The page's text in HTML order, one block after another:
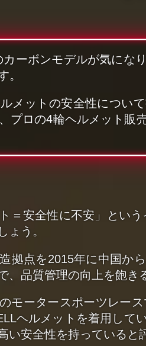
ーボンモデルが気にな
。
メットの安全性につい
プロの4輪ヘルメット
＝安全性に不安」とい
ょう。
拠点を2015年に中国か
、品質管理の向上を飽
モータースポーツレー
ヘルメットを着用して
い安全性を持っていると